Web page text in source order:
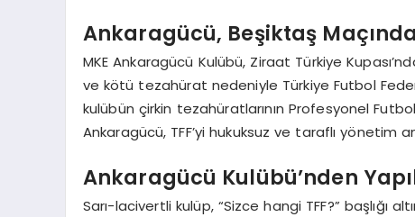
Ankaragücü, Beşiktaş
MKE Ankaragücü Kulübü, Ziraat Türkiye
ve kötü tezahürat nedeniyle Türkiye Futbol
kulübün çirkin tezahüratlarının Profesyonel
Ankaragücü, TFF’yi hukuksuz ve taraflı yönetim
Ankaragücü Kulübü’nden
Sarı-lacivertli kulüp, “Sizce hangi TFF?” başlığı